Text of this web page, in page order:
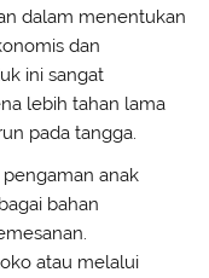
dalam menentukan
dan
ini sangat
lebih tahan lama
pada tangga.
anak
bahan
atau melalui